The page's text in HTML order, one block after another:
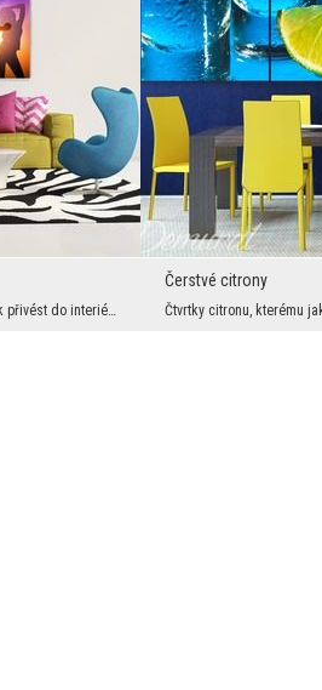
Neobyčejně dekoračním nápadem jak přivést do interiéru obývacího pokoje klidnou atmosféru je nefo...
Čerstvé citrony